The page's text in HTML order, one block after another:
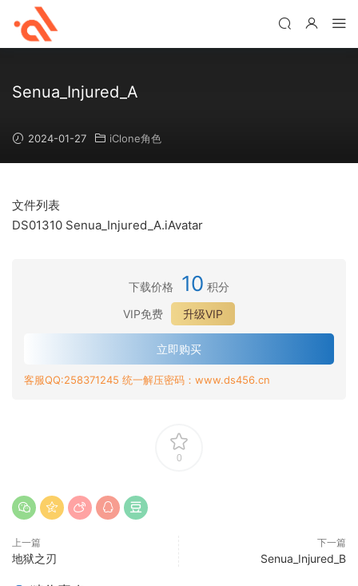
Senua_Injured_A
2024-01-27 iClone角色
文件列表
DS01310 Senua_Injured_A.iAvatar
下载价格 10 积分
VIP免费
升级VIP
立即购买
客服QQ:258371245 统一解压密码：www.ds456.cn
0
上一篇
地狱之刃
下一篇
Senua_Injured_B